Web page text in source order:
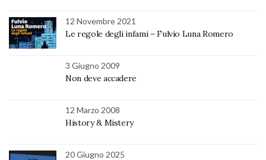
12 Novembre 2021
Le regole degli infami – Fulvio Luna Romero
3 Giugno 2009
Non deve accadere
12 Marzo 2008
History & Mistery
20 Giugno 2025